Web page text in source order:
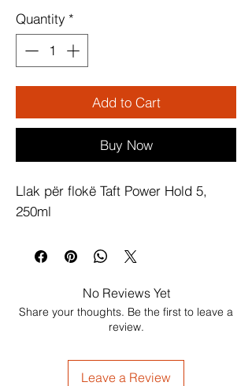
Quantity *
Add to Cart
Buy Now
Llak për flokë Taft Power Hold 5,
250ml
No Reviews Yet
Share your thoughts. Be the first to leave a
review.
Leave a Review